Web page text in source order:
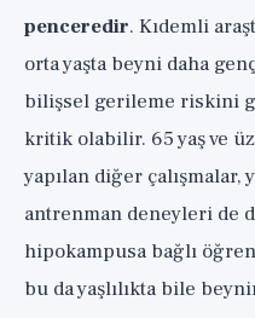
penceredir. Kıdemli
orta yaşta beyni daha
bilişsel gerileme riskini
kritik olabilir. 65 yaş ve
yapılan diğer
antrenman deneyleri de
hipokampusa bağlı
bu da yaşlılıkta bile